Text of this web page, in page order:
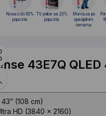
Nosači do 50%
popusta
TV police sa 20%
popusta
Montaza po
specijalnim
cenama
43E7Q
(108 cm)
HD (3840 x 2160)